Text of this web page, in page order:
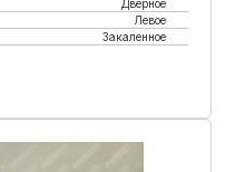
Дверное
Левое
Закаленное